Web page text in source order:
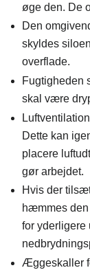
øge den. De
Den
skyldes
overflade.
Fugtigheden
skal være
Dette kan
placere
gør arbejdet.
Hvis der
hæmmes den
for yderligere
Æggeskaller